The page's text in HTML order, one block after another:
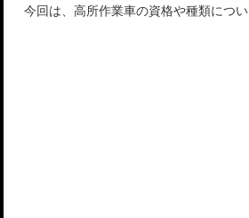
今回は、高所作業車の資格や種類につい